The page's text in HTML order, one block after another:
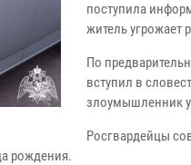
поступила
житель угрожает
По
вступил в
злоумышленник
Росгвардейцы
рождения.